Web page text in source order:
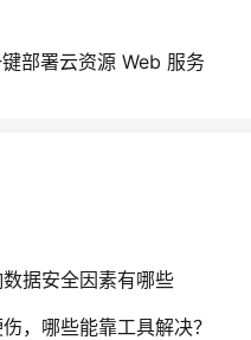
部署云资源 Web 服务
据安全因素有哪些
，哪些能靠工具解决？